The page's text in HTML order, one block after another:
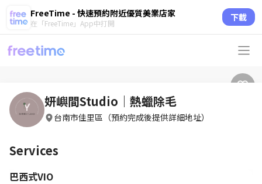
FreeTime - 快速預約附近優質美業店家
在「FreeTime」App中打開 下載
妍嶼間Studio｜熱蠟除毛
台南市佳里區（預約完成後提供詳細地址）
Services
巴西式VIO